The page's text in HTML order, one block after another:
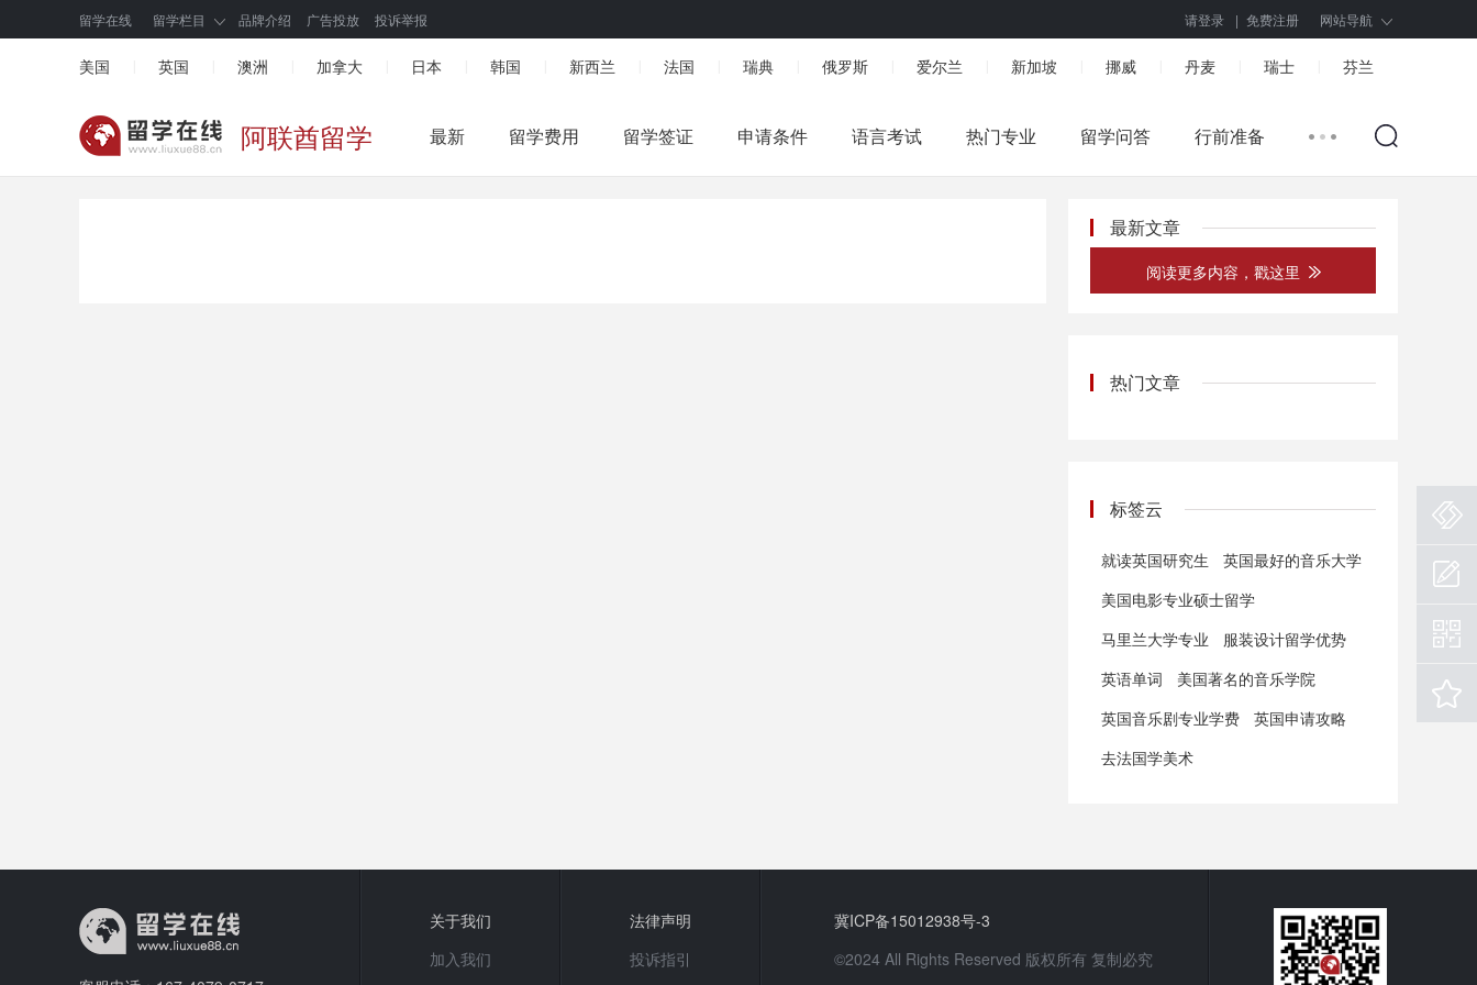
留学在线 留学栏目 品牌介绍 广告投放 投诉举报 请登录 | 免费注册 网站导航
美国 英国 澳洲 加拿大 日本 韩国 新西兰 法国 瑞典 俄罗斯 爱尔兰 新加坡 挪威 丹麦 瑞士 芬兰
阿联酋留学 最新 留学费用 留学签证 申请条件 语言考试 热门专业 留学问答 行前准备
最新文章
阅读更多内容，戳这里
热门文章
标签云
就读英国研究生
英国最好的音乐大学
美国电影专业硕士留学
马里兰大学专业
服装设计留学优势
英语单词
美国著名的音乐学院
英国音乐剧专业学费
英国申请攻略
去法国学美术
关于我们
加入我们
法律声明
投诉指引
冀ICP备15012938号-3
©2024 All Rights Reserved 版权所有 复制必究